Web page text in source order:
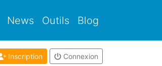
News Outils Blog
Inscription Connexion